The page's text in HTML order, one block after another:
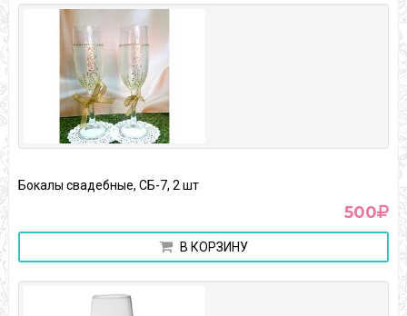
Бокалы свадебные, СБ-7, 2 шт
500
В КОРЗИНУ